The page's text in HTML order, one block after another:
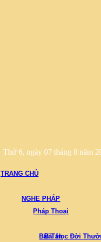
Thứ 6, ngày 07 tháng 8 năm
TRANG CHỦ
NGHE PHÁP
Pháp Thoại
Bái Tán
Bài Học Đời